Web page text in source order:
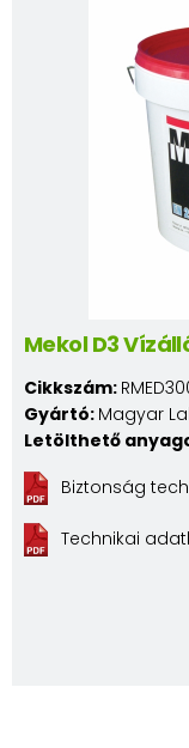
Mekol D3
Cikkszám:
Gyártó: Magyar
Letölthető
Biztonság
Technikai